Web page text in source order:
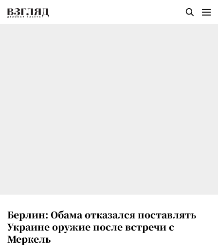
Берлин: Обама отказался поставлять
Украине оружие после встречи с
Меркель